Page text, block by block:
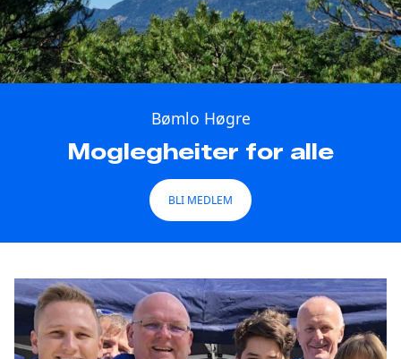
Bømlo Høgre
Moglegheiter for alle
BLI MEDLEM